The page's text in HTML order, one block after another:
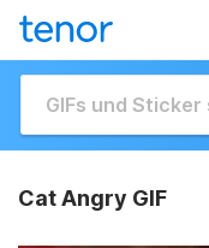
Cat Angry GIF